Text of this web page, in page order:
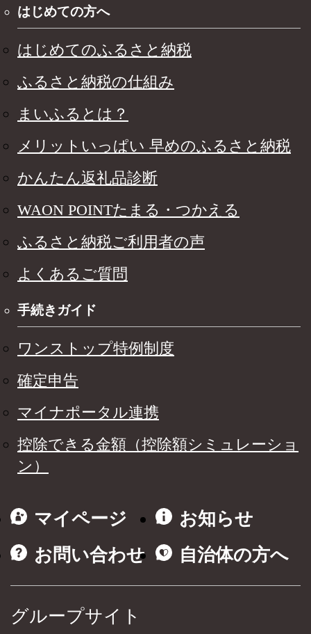
はじめての方へ
はじめてのふるさと納税
ふるさと納税の仕組み
まいふるとは？
メリットいっぱい 早めのふるさと納税
かんたん返礼品診断
WAON POINTたまる・つかえる
ふるさと納税ご利用者の声
よくあるご質問
手続きガイド
ワンストップ特例制度
確定申告
マイナポータル連携
控除できる金額（控除額シミュレーショ
ン）
マイページ
お知らせ
お問い合わせ
自治体の方へ
グループサイト